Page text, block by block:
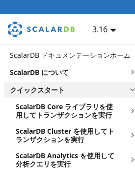
3.16
ScalarDB ドキュメンテーションホーム
ScalarDB について
クイックスタート
ScalarDB Core ライブラリを使
用してトランザクションを実行
ScalarDB Cluster を使用してト
ランザクションを実行
ScalarDB Analytics を使用して
分析クエリを実行